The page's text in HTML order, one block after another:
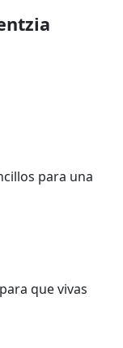
para una
que vivas